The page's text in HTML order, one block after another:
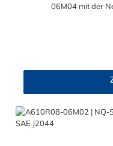
06M04 mit der
Inneren des Autoline
Die Serie
ehemaligen